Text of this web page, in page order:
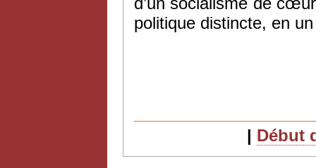
politique distincte, en
| Début